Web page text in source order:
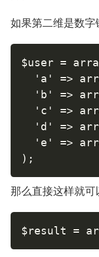
如果第二维是数字
$user =
'a' =>
'b' =>
'c' =>
'd' =>
'e' =>
);
那么直接这样就可
$result =